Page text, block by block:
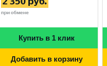
при обмене
Купить в 1 клик
Добавить в корзину